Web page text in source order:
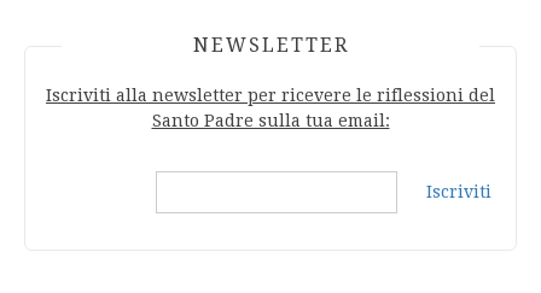
NEWSLETTER
Iscriviti alla newsletter per ricevere le riflessioni del
Santo Padre sulla tua email:
Iscriviti